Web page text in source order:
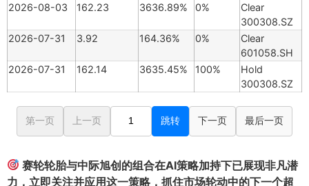
2026-08-03
162.23 3636.89% 0%
Clear
300308.SZ
2026-07-31
3.92 164.36% 0%
Clear
601058.SH
2026-07-31
162.14 3635.45% 100%
Hold
300308.SZ
第一页 上一页 跳转 下一页 最后一页
赛轮轮胎与中际旭创的组合在AI策略加持下已展现非凡潜
力，立即关注并应用这一策略，抓住市场轮动中的下一个超